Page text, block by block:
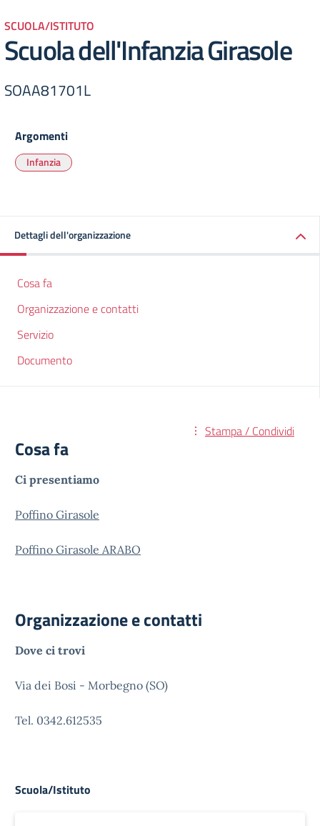
SCUOLA/ISTITUTO
Scuola dell'Infanzia Girasole
SOAA81701L
Argomenti
Infanzia
Dettagli dell'organizzazione
Cosa fa
Organizzazione e contatti
Servizio
Documento
Stampa / Condividi
Cosa fa
Ci presentiamo
Poffino Girasole
Poffino Girasole ARABO
Organizzazione e contatti
Dove ci trovi
Via dei Bosi - Morbegno (SO)
Tel. 0342.612535
Scuola/Istituto